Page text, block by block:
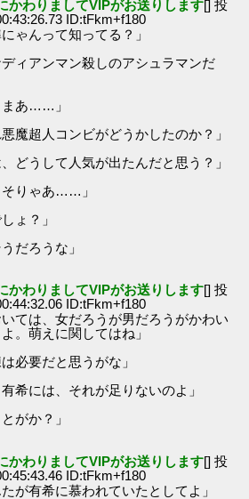
かわりましてVIPがお送りします[] 投
ID:tFkm+f180
ゃんって知ってる？」
ィアンマン殺しのアシュラマンだ
まあ……」
魔超人コンビがどうかしたのか？」
どうして人気が出たんだと思う？」
そりゃあ……」
ょ？」
だろうな」
かわりましてVIPがお送りします[] 投
ID:tFkm+f180
ては、女だろうが男だろうがかわい
。萌えに関してはね」
必要だと思うがな」
希には、それが足りないのよ」
がか？」
かわりましてVIPがお送りします[] 投
ID:tFkm+f180
が有希に慕われていたとしてよ」